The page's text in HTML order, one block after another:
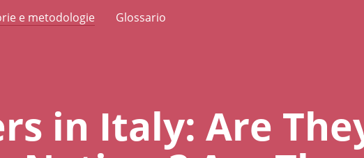
e metodologie Glossario
in Italy: Are